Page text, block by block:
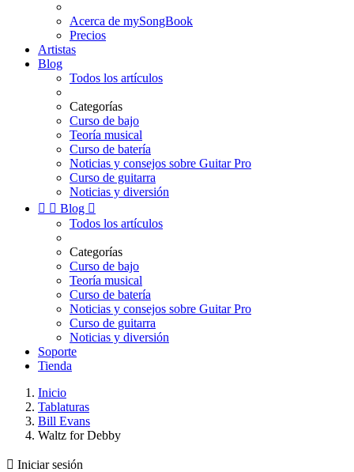
Acerca de mySongBook
Precios
Artistas
Blog
Todos los artículos
Categorías
Curso de bajo
Teoría musical
Curso de batería
Noticias y consejos sobre Guitar Pro
Curso de guitarra
Noticias y diversión
  Blog 
Todos los artículos
Categorías
Curso de bajo
Teoría musical
Curso de batería
Noticias y consejos sobre Guitar Pro
Curso de guitarra
Noticias y diversión
Soporte
Tienda
Inicio
Tablaturas
Bill Evans
Waltz for Debby
 Iniciar sesión